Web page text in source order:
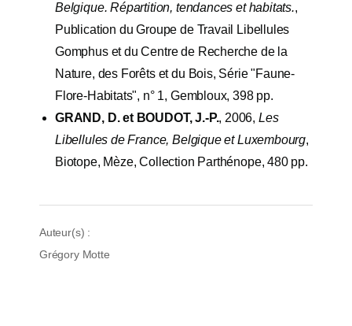
Belgique. Répartition, tendances et habitats.,
Publication du Groupe de Travail Libellules
Gomphus et du Centre de Recherche de la
Nature, des Forêts et du Bois, Série "Faune-
Flore-Habitats", n° 1, Gembloux, 398 pp.
GRAND, D. et BOUDOT, J.-P., 2006, Les
Libellules de France, Belgique et Luxembourg,
Biotope, Mèze, Collection Parthénope, 480 pp.
Auteur(s) :
Grégory Motte